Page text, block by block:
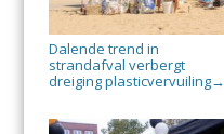
Dalende trend in
strandafval verbergt
dreiging plasticvervuiling→